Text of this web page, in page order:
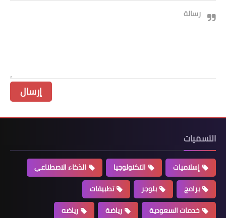
رسالة
التسميات
إسلاميات التكنولوجيا
الذكاء الاصطناعي
برامج
بلوجر
تطبيقات
خدمات السعودية
رياضة
رياضه